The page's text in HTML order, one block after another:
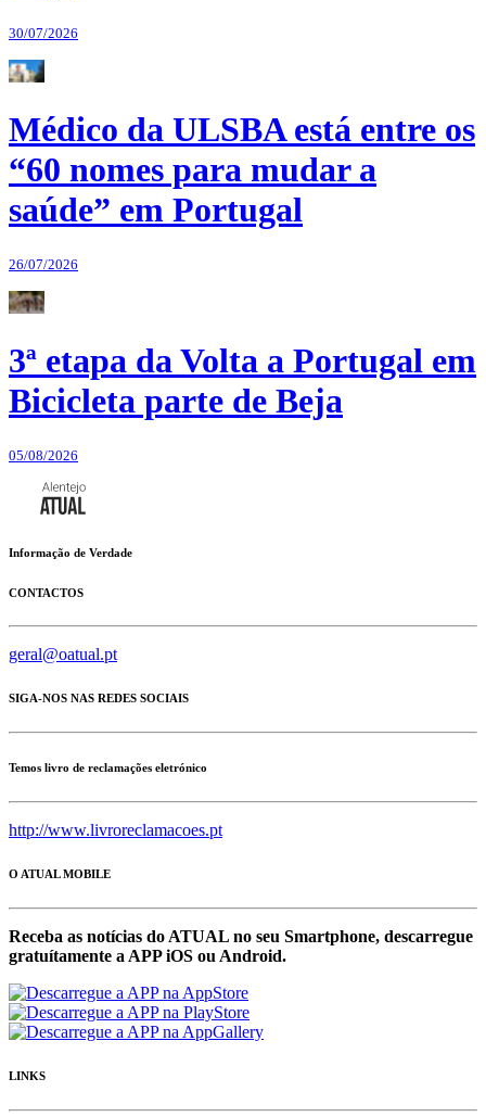
30/07/2026
Médico da ULSBA está entre os
“60 nomes para mudar a
saúde” em Portugal
26/07/2026
3ª etapa da Volta a Portugal em
Bicicleta parte de Beja
05/08/2026
Informação de Verdade
CONTACTOS
geral@oatual.pt
SIGA-NOS NAS REDES SOCIAIS
Temos livro de reclamações eletrónico
http://www.livroreclamacoes.pt
O ATUAL MOBILE
Receba as notícias do ATUAL no seu Smartphone, descarregue
gratuítamente a APP iOS ou Android.
LINKS